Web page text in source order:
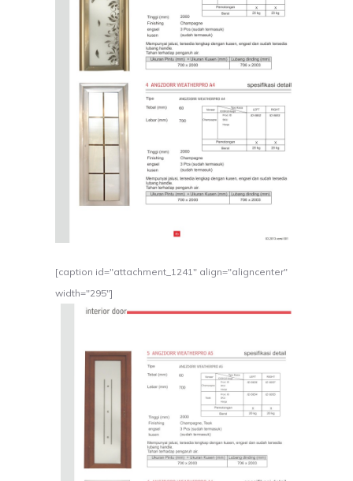
[caption id="attachment_1241" align="aligncenter"
width="295"]